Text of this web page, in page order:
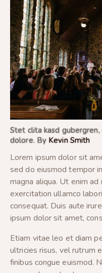
Stet clita kasd
dolore. By Kevin Smith
Lorem ipsum dolor sit
sed do eiusmod tempor
magna aliqua. Ut enim
exercitation ullamco
consequat. Duis aute
ipsum dolor sit amet,
Etiam vitae leo et diam
ultricies risus, vel rutrum
finibus congue euismod.